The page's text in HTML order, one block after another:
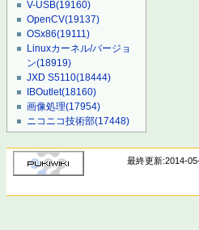
V-USB(19160)
OpenCV(19137)
OSx86(19111)
Linuxカーネル/バージョ
ン(18919)
JXD S5110(18444)
IBOutlet(18160)
画像処理(17954)
ニコニコ技術部(17448)
最終更新:2014-